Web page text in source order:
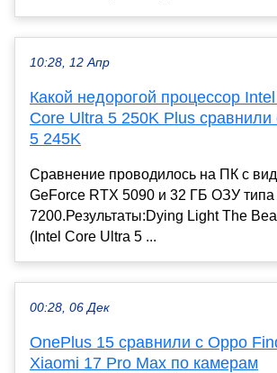
10:28, 12 Апр
Какой недорогой процессор
Core Ultra 5 250K Plus сравнили
5 245K
Сравнение проводилось на ПК с
GeForce RTX 5090 и 32 ГБ ОЗУ
7200.Результаты:Dying Light The
(Intel Core Ultra 5 ...
00:28, 06 Дек
OnePlus 15 сравнили с Oppo
Xiaomi 17 Pro Max по камерам